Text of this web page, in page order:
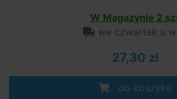
W Magazynie 2
we czwartek u
27,30 zł
do koszyka